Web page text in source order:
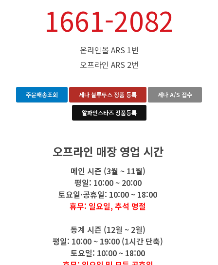
1661-2082
온라인몰 ARS 1번
오프라인 ARS 2번
주문배송조회 세나 블루투스 정품 등록 세나 A/S 접수
알파인스타즈 정품등록
오프라인 매장 영업 시간
메인 시즌 (3월 ~ 11월)
평일: 10:00 ~ 20:00
토요일·공휴일: 10:00 ~ 18:00
휴무: 일요일, 추석 명절
동계 시즌 (12월 ~ 2월)
평일: 10:00 ~ 19:00 (1시간 단축)
토요일: 10:00 ~ 18:00